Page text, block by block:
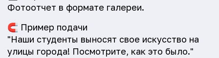
Фотоотчет в формате галереи.
🧲 Пример подачи
"Наши студенты выносят свое искусство на
улицы города! Посмотрите, как это было."